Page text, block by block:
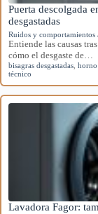
Puerta descolgada
desgastadas
Ruidos y comportamientos
Entiende las causas
cómo el desgaste de…
bisagras desgastadas horno
técnico
Lavadora Fagor: